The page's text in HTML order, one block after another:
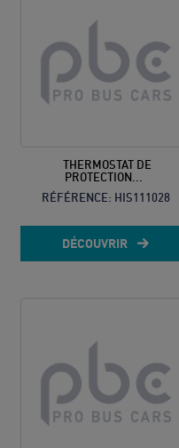
THERMOSTAT DE
PROTECTION...
RÉFÉRENCE: HIS111028
DÉCOUVRIR